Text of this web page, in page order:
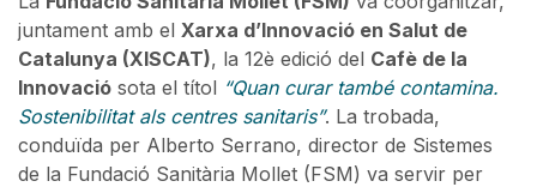
juntament amb el Xarxa d’Innovació en Salut de
Catalunya (XISCAT), la 12è edició del Cafè de la
Innovació sota el títol “Quan curar també contamina.
Sostenibilitat als centres sanitaris”. La trobada,
conduïda per Alberto Serrano, director de Sistemes
de la Fundació Sanitària Mollet (FSM) va servir per